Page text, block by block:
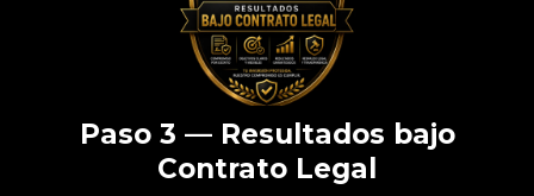
Paso 3 — Resultados bajo
Contrato Legal